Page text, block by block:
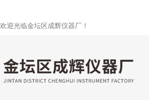
欢迎光临金坛区成辉仪器厂！